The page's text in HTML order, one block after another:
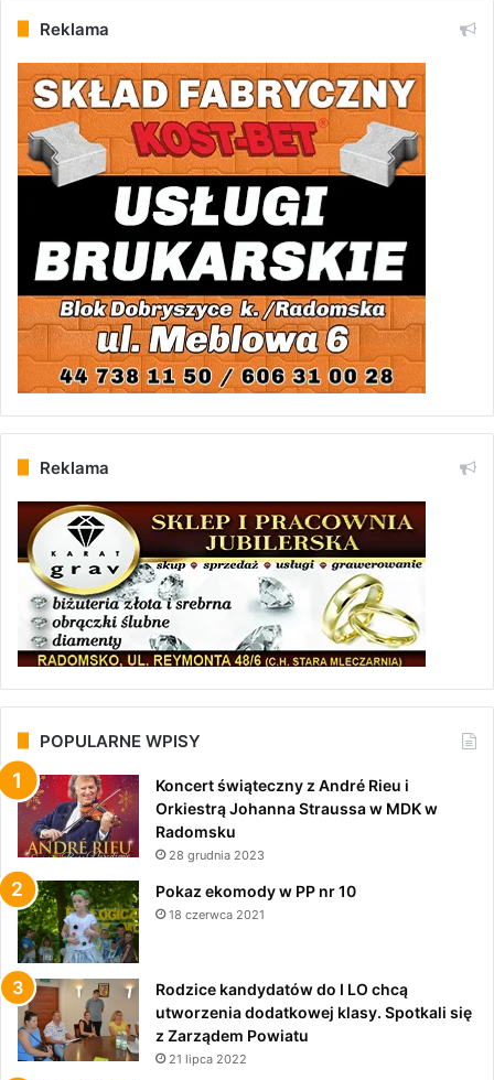
Reklama
Reklama
POPULARNE WPISY
Koncert świąteczny z André Rieu i
Orkiestrą Johanna Straussa w MDK w
Radomsku
28 grudnia 2023
Pokaz ekomody w PP nr 10
18 czerwca 2021
Rodzice kandydatów do I LO chcą
utworzenia dodatkowej klasy. Spotkali się
z Zarządem Powiatu
21 lipca 2022